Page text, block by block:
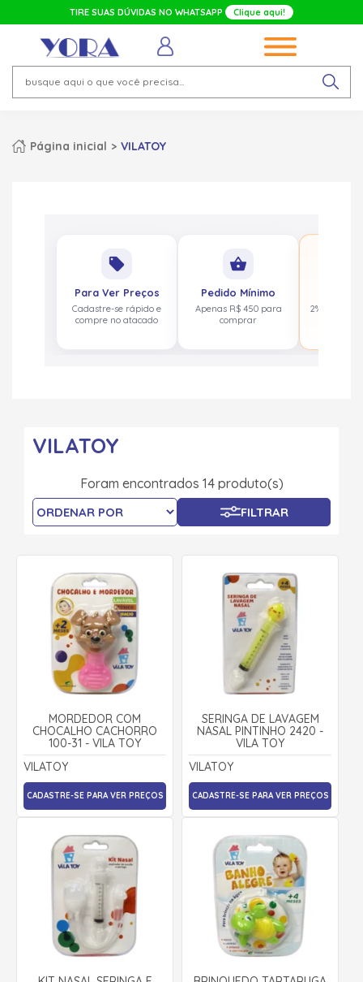
TIRE SUAS DÚVIDAS NO WHATSAPP Clique aqui!
Página inicial VILATOY
local_offer
Para Ver Preços
Cadastre-se rápido e
compre no atacado
shopping_basket
Pedido Mínimo
Apenas R$ 450 para
comprar
2% de volta
VILATOY
Foram encontrados 14 produto(s)
FILTRAR
MORDEDOR COM
CHOCALHO CACHORRO
100-31 - VILA TOY
VILATOY
CADASTRE-SE PARA VER PREÇOS
SERINGA DE LAVAGEM
NASAL PINTINHO 2420 -
VILA TOY
VILATOY
CADASTRE-SE PARA VER PREÇOS